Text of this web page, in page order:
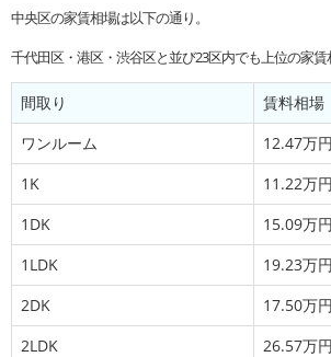
中央区の家賃相場は以下の通り。
千代田区・港区・渋谷区と並び23区内でも上位の家賃
間取り
賃料相場
ワンルーム
12.47万円
1K
11.22万円
1DK
15.09万円
1LDK
19.23万円
2DK
17.50万円
2LDK
26.57万円